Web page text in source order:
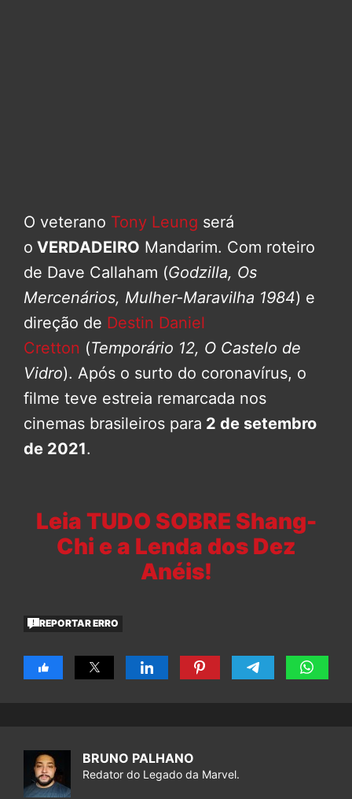
O veterano Tony Leung será
o VERDADEIRO Mandarim. Com roteiro
de Dave Callaham (Godzilla, Os
Mercenários, Mulher-Maravilha 1984) e
direção de Destin Daniel
Cretton (Temporário 12, O Castelo de
Vidro). Após o surto do coronavírus, o
filme teve estreia remarcada nos
cinemas brasileiros para 2 de setembro
de 2021.
Leia TUDO SOBRE Shang-
Chi e a Lenda dos Dez
Anéis!
REPORTAR ERRO
BRUNO PALHANO
Redator do Legado da Marvel.